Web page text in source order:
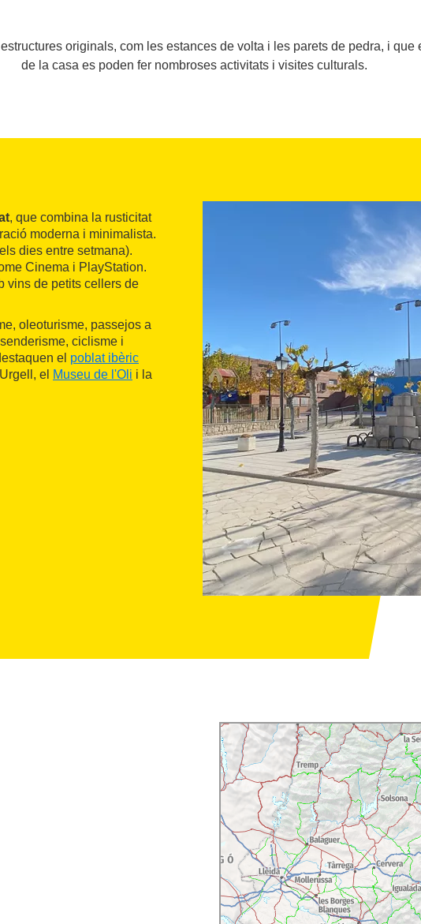
originals, com les estances de volta i les parets de pedra, i que
de la casa es poden fer nombroses activitats i visites culturals.
, que combina la rusticitat
moderna i minimalista.
dies entre setmana).
Cinema i PlayStation.
vins de petits cellers de
oleoturisme, passejos a
ciclisme i
el poblat ibèric
el Museu de l'Oli i la